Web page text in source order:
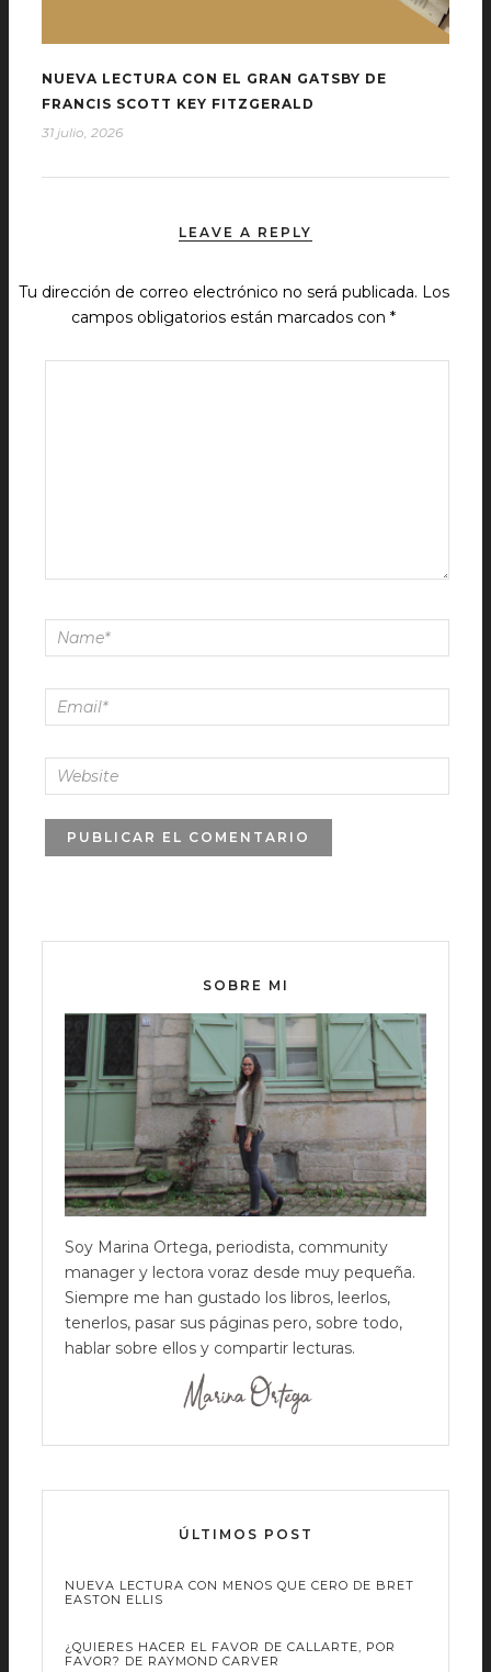
NUEVA LECTURA CON EL GRAN GATSBY DE
FRANCIS SCOTT KEY FITZGERALD
31 julio, 2026
LEAVE A REPLY
Tu dirección de correo electrónico no será publicada. Los
campos obligatorios están marcados con*
SOBRE MI
Soy Marina Ortega, periodista, community
manager y lectora voraz desde muy pequeña.
Siempre me han gustado los libros, leerlos,
tenerlos, pasar sus páginas pero, sobre todo,
hablar sobre ellos y compartir lecturas.
ÚLTIMOS POST
NUEVA LECTURA CON MENOS QUE CERO DE BRET
EASTON ELLIS
¿QUIERES HACER EL FAVOR DE CALLARTE, POR
FAVOR? DE RAYMOND CARVER